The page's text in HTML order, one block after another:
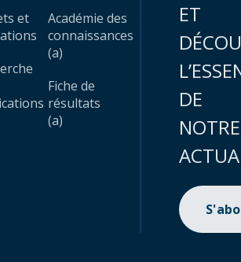
et
Académie des
connaissances
(a)
Fiche de
résultats
(a)
ET
DE
NOTRE